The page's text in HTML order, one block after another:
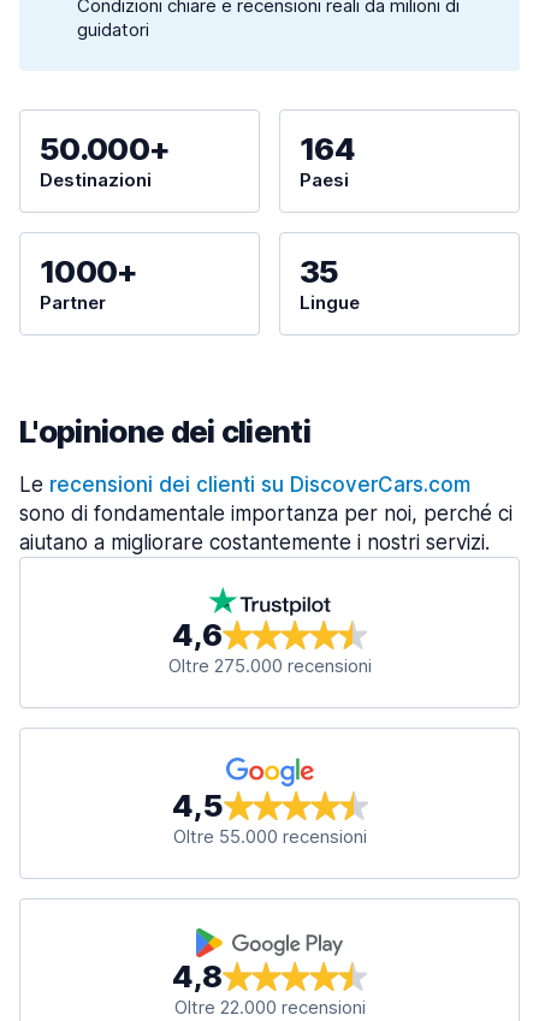
Condizioni chiare e recensioni reali da milioni di
guidatori
50.000+
Destinazioni
164
Paesi
1000+
Partner
35
Lingue
L'opinione dei clienti
Le recensioni dei clienti su DiscoverCars.com
sono di fondamentale importanza per noi, perché ci
aiutano a migliorare costantemente i nostri servizi.
4,6
Oltre 275.000 recensioni
4,5
Oltre 55.000 recensioni
4,8
Oltre 22.000 recensioni